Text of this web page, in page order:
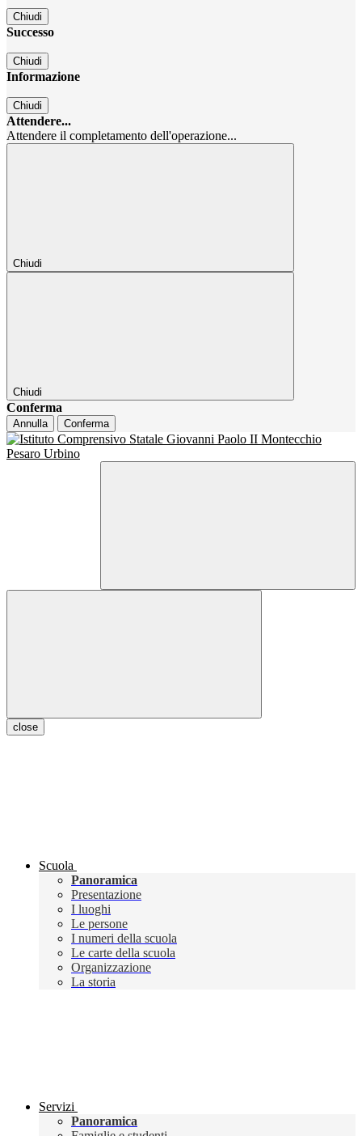
Chiudi
Successo
Chiudi
Informazione
Chiudi
Attendere...
Attendere il completamento dell'operazione...
Chiudi
Chiudi
Conferma
Annulla Conferma
close
Scuola
Panoramica
Presentazione
I luoghi
Le persone
I numeri della scuola
Le carte della scuola
Organizzazione
La storia
Servizi
Panoramica